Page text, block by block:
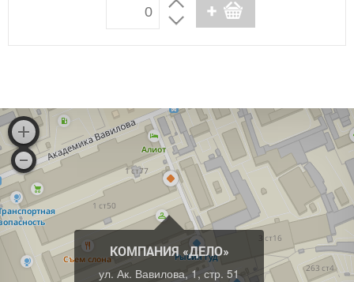
КОМПАНИЯ «ДЕЛО»
ул. Ак. Вавилова, 1, стр. 51